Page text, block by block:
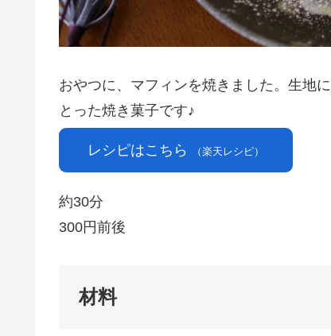
おやつに、マフィンを焼きました。生地
とった焼き菓子です♪
レシピはこちら （楽天レシピ）
約30分
300円前後
材料